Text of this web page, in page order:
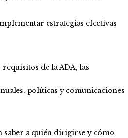
estrategias efectivas
de la ADA, las
políticas y comunicaciones
saber a quién dirigirse y cómo